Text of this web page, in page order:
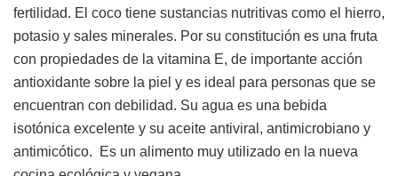
fertilidad. El coco tiene sustancias nutritivas como el hierro,
potasio y sales minerales. Por su constitución es una fruta
con propiedades de la vitamina E, de importante acción
antioxidante sobre la piel y es ideal para personas que se
encuentran con debilidad. Su agua es una bebida
isotónica excelente y su aceite antiviral, antimicrobiano y
antimicótico. Es un alimento muy utilizado en la nueva